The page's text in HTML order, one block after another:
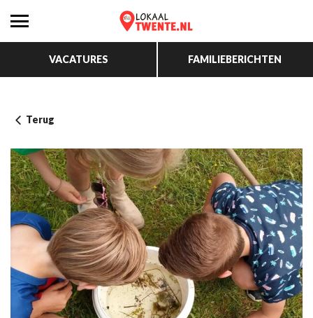
VACATURES FAMILIEBERICHTEN
Terug